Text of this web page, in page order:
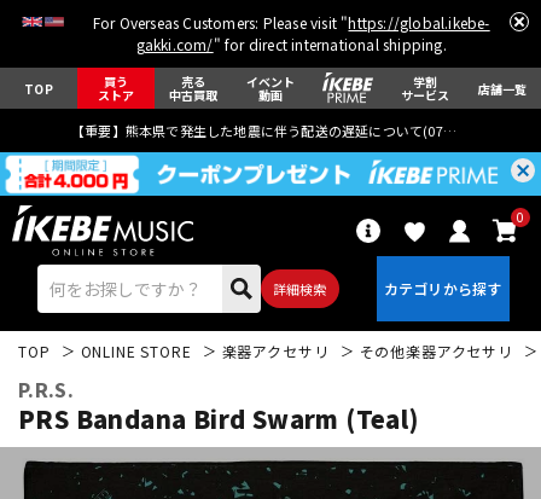
For Overseas Customers: Please visit "https://global.ikebe-
gakki.com/" for direct international shipping.
TOP 買う
ストア
売る
中古買取
イベント
動画
学割
サービス 店舗一覧
【重要】熊本県で発生した地震に伴う配送の遅延について(07月29日
詳細検索
0
エレキギター アコギ/エレアコ
TOP ONLINE STORE 楽器アクセサリ その他楽器アクセサリ
P.R.S.
PRS Bandana Bird Swarm (Teal)